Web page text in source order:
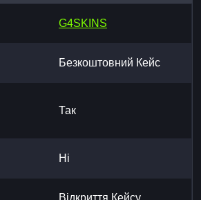
G4SKINS
Безкоштовний Кейс
Так
Ні
Відкриття Кейсу